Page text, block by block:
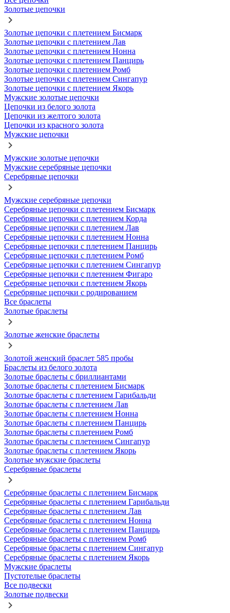
Золотые цепочки
Золотые цепочки с плетением Бисмарк
Золотые цепочки с плетением Лав
Золотые цепочки с плетением Нонна
Золотые цепочки с плетением Панцирь
Золотые цепочки с плетением Ромб
Золотые цепочки с плетением Сингапур
Золотые цепочки с плетением Якорь
Мужские золотые цепочки
Цепочки из белого золота
Цепочки из желтого золота
Цепочки из красного золота
Мужские цепочки
Мужские золотые цепочки
Мужские серебряные цепочки
Серебряные цепочки
Мужские серебряные цепочки
Серебряные цепочки с плетением Бисмарк
Серебряные цепочки с плетением Корда
Серебряные цепочки с плетением Лав
Серебряные цепочки с плетением Нонна
Серебряные цепочки с плетением Панцирь
Серебряные цепочки с плетением Ромб
Серебряные цепочки с плетением Сингапур
Серебряные цепочки с плетением Фигаро
Серебряные цепочки с плетением Якорь
Серебряные цепочки с родированием
Все браслеты
Золотые браслеты
Золотые женские браслеты
Золотой женский браслет 585 пробы
Браслеты из белого золота
Золотые браслеты с бриллиантами
Золотые браслеты с плетением Бисмарк
Золотые браслеты с плетением Гарибальди
Золотые браслеты с плетением Лав
Золотые браслеты с плетением Нонна
Золотые браслеты с плетением Панцирь
Золотые браслеты с плетением Ромб
Золотые браслеты с плетением Сингапур
Золотые браслеты с плетением Якорь
Золотые мужские браслеты
Серебряные браслеты
Серебряные браслеты с плетением Бисмарк
Серебряные браслеты с плетением Гарибальди
Серебряные браслеты с плетением Лав
Серебряные браслеты с плетением Нонна
Серебряные браслеты с плетением Панцирь
Серебряные браслеты с плетением Ромб
Серебряные браслеты с плетением Сингапур
Серебряные браслеты с плетением Якорь
Мужские браслеты
Пустотелые браслеты
Все подвески
Золотые подвески